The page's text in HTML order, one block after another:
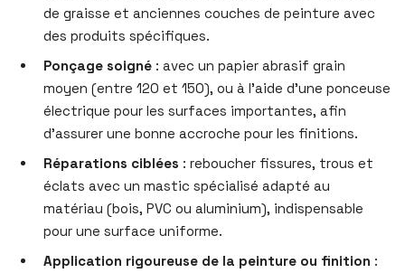
de graisse et anciennes couches de peinture avec
des produits spécifiques.
Ponçage soigné : avec un papier abrasif grain
moyen (entre 120 et 150), ou à l’aide d’une ponceuse
électrique pour les surfaces importantes, afin
d’assurer une bonne accroche pour les finitions.
Réparations ciblées : reboucher fissures, trous et
éclats avec un mastic spécialisé adapté au
matériau (bois, PVC ou aluminium), indispensable
pour une surface uniforme.
Application rigoureuse de la peinture ou finition :